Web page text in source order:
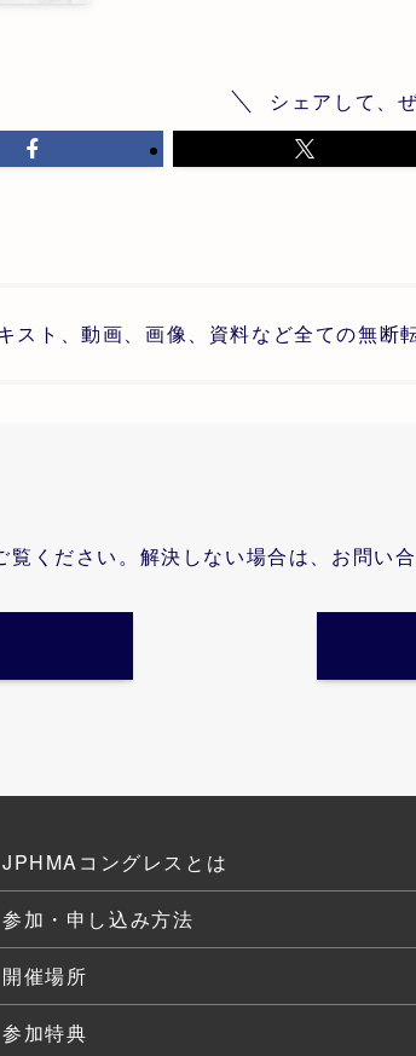
シェアして、
スト、動画、画像、資料など全ての無断
ください。解決しない場合は、お問い
JPHMAコングレスとは
参加・申し込み方法
開催場所
参加特典